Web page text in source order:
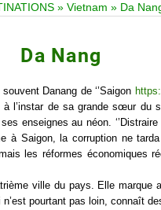
» Vietnam » Da
Da Nang
Danang de ‘’Saigon
l’instar de sa grande sœur du
enseignes au néon.
à Saigon, la corruption ne
les réformes économiques
ville du pays. Elle marque
pourtant pas loin, connaît